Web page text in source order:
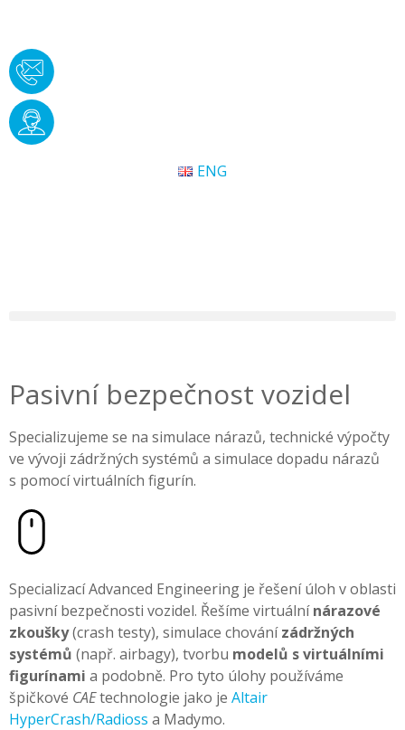
ENG
Pasivní bezpečnost vozidel
Specializujeme se na simulace nárazů, technické výpočty
ve vývoji zádržných systémů a simulace dopadu nárazů
s pomocí virtuálních figurín.
Specializací Advanced Engineering je řešení úloh v oblasti
pasivní bezpečnosti vozidel. Řešíme virtuálnínárazové
zkoušky(crash testy), simulace chovánízádržných
systémů (např. airbagy), tvorbu modelů s virtuálními
figurínami a podobně. Pro tyto úlohy používáme
špičkové CAEtechnologie jako je Altair
HyperCrash/Radioss a Madymo.